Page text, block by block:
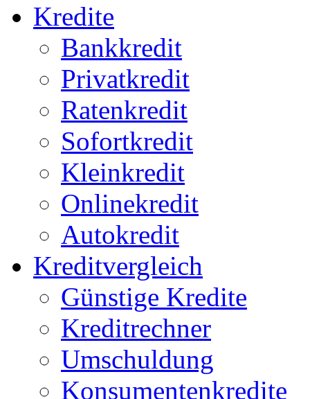
Kredite
Bankkredit
Privatkredit
Ratenkredit
Sofortkredit
Kleinkredit
Onlinekredit
Autokredit
Kreditvergleich
Günstige Kredite
Kreditrechner
Umschuldung
Konsumentenkredite